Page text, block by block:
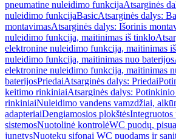
pneumatine nuleidimo funkcijaAtsarginės
nuleidimo funkcijaBasicAtsarginės dalys:
montavimasAtsarginės dalys: Išorinis
nuleidimo funkcija, maitinimas iš tinklo
elektronine nuleidimo funkcija, maitinimas
nuleidimo funkcija, maitinimas nuo baterijos
elektronine nuleidimo funkcija, maitinimas
baterijosPriedaiAtsarginės dalys: Priedai
keitimo rinkiniaiAtsarginės dalys:
rinkiniaiNuleidimo vandens vamzdžiai,
adapteriaiDengiamosios plokštėsIntegruotos
sistemosNuotolinė kontrolėWC puodų,
jungtysNuotekų sifonai WC puodams ir